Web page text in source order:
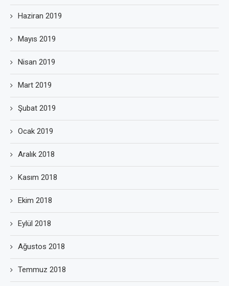
Haziran 2019
Mayıs 2019
Nisan 2019
Mart 2019
Şubat 2019
Ocak 2019
Aralık 2018
Kasım 2018
Ekim 2018
Eylül 2018
Ağustos 2018
Temmuz 2018